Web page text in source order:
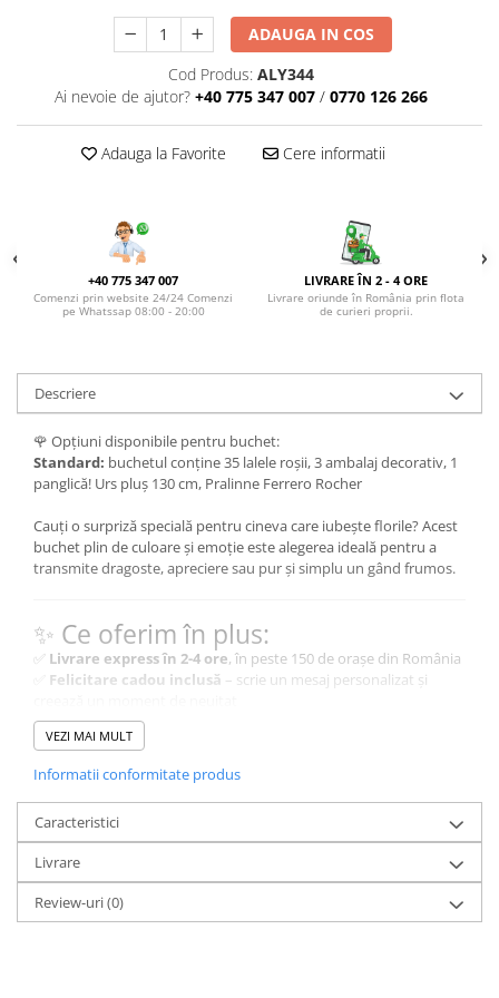
DE TRANDAFIRI ROȘII
ADAUGA IN COS
Cod Produs: ALY344
Ai nevoie de ajutor? +40 775 347 007 / 0770 126 266
Adauga la Favorite Cere informatii
+40 775 347 007
Comenzi prin website 24/24 Comenzi
pe Whatssap 08:00 - 20:00
LIVRARE ÎN 2 - 4 ORE
Livrare oriunde în România prin flota
de curieri proprii.
Descriere
🌹 Opțiuni disponibile pentru buchet:
Standard: buchetul conține 35 lalele roșii, 3 ambalaj decorativ, 1
panglică! Urs pluș 130 cm, Pralinne Ferrero Rocher
Cauți o surpriză specială pentru cineva care iubește florile? Acest
buchet plin de culoare și emoție este alegerea ideală pentru a
transmite dragoste, apreciere sau pur și simplu un gând frumos.
✨ Ce oferim în plus:
✅ Livrare express în 2-4 ore, în peste 150 de orașe din România
Felicitare cadou inclusă – scrie un mesaj personalizat și
✅Ambalaj elegant
detalii, pentru o prezentare impecabilă
Folosim doar flori naturale și proaspete,
astfel încât nuanțele pot varia ușor față de
imaginile afișate. Fiecare buchet este unic, la
fel ca și persoana care îl primește.
VEZI MAI MULT
Informatii conformitate produs
Caracteristici
Livrare
Review-uri(0)